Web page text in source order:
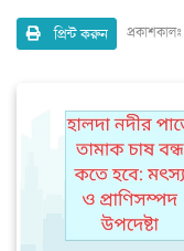
প্রিন্ট করুন প্রকাশকালঃ